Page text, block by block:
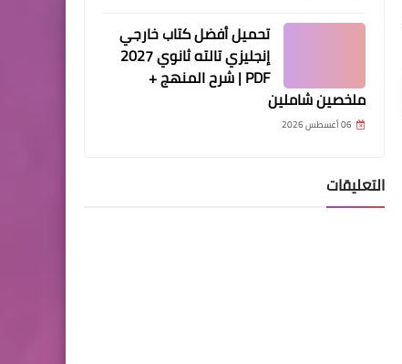
تحميل أفضل كتاب خارجي
إنجليزي تالته ثانوي 2027
PDF | شرح المنهج +
ملخصين شاملين
06 أغسطس 2026
التعليقات